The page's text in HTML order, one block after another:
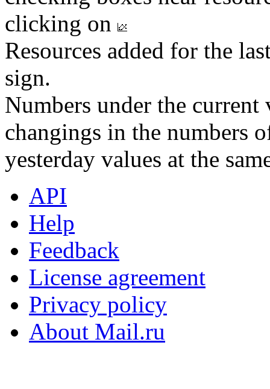
clicking on
Resources added for the
sign.
Numbers under the
changings in the numbers
yesterday values at the
API
Help
Feedback
License agreement
Privacy policy
About Mail.ru